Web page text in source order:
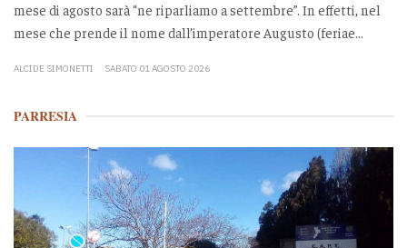
mese di agosto sarà “ne riparliamo a settembre”. In effetti, nel
mese che prende il nome dall’imperatore Augusto (feriae...
ALCIDE SIMONETTI SABATO 01 AGOSTO 2026
PARRESIA